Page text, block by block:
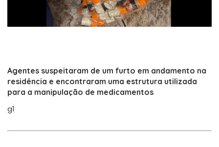
Agentes suspeitaram de um furto em andamento na
residência e encontraram uma estrutura utilizada
para a manipulação de medicamentos
g1